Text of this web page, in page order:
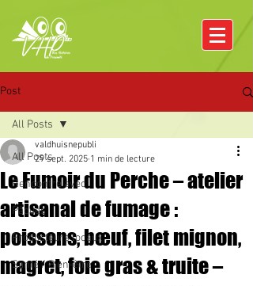
Post
All Posts
Rencontre avec
Pâques
Producteurs locaux
Santé / Bien-être
All Posts
Le Fumoir du Perche – atelier
artisanal de fumage :
poissons, bœuf, filet mignon,
magret, foie gras & truite –
valdhuisnepubli
29 sept. 2025 1 min de lecture